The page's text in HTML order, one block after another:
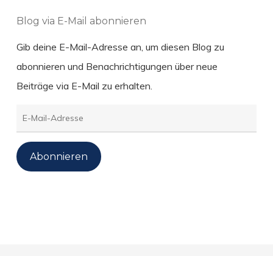
Blog via E-Mail abonnieren
Gib deine E-Mail-Adresse an, um diesen Blog zu
abonnieren und Benachrichtigungen über neue
Beiträge via E-Mail zu erhalten.
E-
Mail-
Adresse
Abonnieren